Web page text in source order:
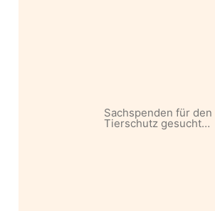
Sachspenden für den
Tierschutz gesucht…